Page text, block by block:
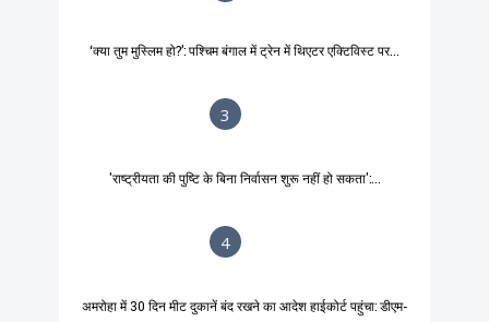
‘क्या तुम मुस्लिम हो?’: पश्चिम बंगाल में ट्रेन में थिएटर एक्टिविस्ट पर...
3
'राष्ट्रीयता की पुष्टि के बिना निर्वासन शुरू नहीं हो सकता':...
4
अमरोहा में 30 दिन मीट दुकानें बंद रखने का आदेश हाईकोर्ट पहुंचा: डीएम-